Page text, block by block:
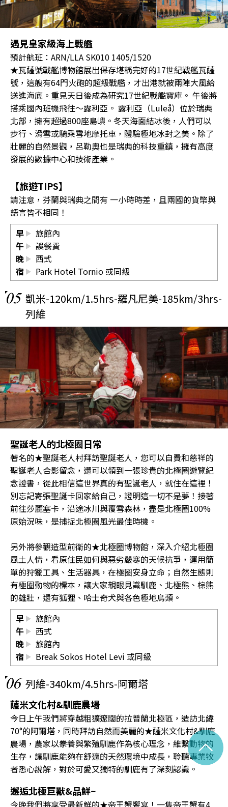
遇見皇家級海上戰艦
預計航班：ARN/LLA SK010 1405/1520
★瓦薩號戰艦博物館展出保存堪稱完好的17世紀戰艦瓦薩
號，這艘有64門火砲的超級戰艦，才出港就被兩陣大風給
送進海底。重見天日後成為研究17世紀戰艦寶庫。 午後將
搭乘國內班機飛往～露利亞。 露利亞（Luleå）位於瑞典
北部，擁有超過800座島嶼。冬天海面結冰後，人們可以
步行、滑雪或騎乘雪地摩托車，體驗極地冰封之美。除了
壯麗的自然景觀，呂勒奧也是瑞典的科技重鎮，擁有高度
發展的數據中心和技術產業。
【旅遊TIPS】
請注意，芬蘭與瑞典之間有 一小時時差，且兩國的貨幣與
語言皆不相同！
早
旅館內
午
誤餐費
晚
西式
宿
Park Hotel Tornio 或同級
05 凱米-120km/1.5hrs-羅凡尼美-185km/3hrs-
列維
聖誕老人的北極圈日常
著名的★聖誕老人村拜訪聖誕老人，您可以自費和慈祥的
聖誕老人合影留念，還可以領到一張珍貴的北極圈遊覽紀
念證書，從此相信這世界真的有聖誕老人，就住在這裡！
別忘記寄張聖誕卡回家給自己，證明這一切不是夢！接著
前往莎麗塞卡，沿途冰川與覆雪森林，盡是北極圈100%
原始況味，是捕捉北極圈風光最佳時機。
另外將參觀造型前衛的★北極圈博物館，深入介紹北極圈
風土人情，看原住民如何與惡劣嚴寒的天候抗爭，運用簡
單的狩獵工具、生活器具，在極圈安身立命；自然生態則
有極圈動物的標本，讓大家親眼見識馴鹿、北極熊、棕熊
的雄壯，還有狐狸、哈士奇犬與各色極地鳥類。
早
旅館內
午
西式
晚
旅館內
宿
Break Sokos Hotel Levi 或同級
06 列維-340km/4.5hrs-阿爾塔
薩米文化村&馴鹿農場
今日上午我們將穿越粗獷遼闊的拉普蘭北極區，造訪北緯
70°的阿爾塔，同時拜訪自然而美麗的★薩米文化村&馴鹿
農場，農家以豢養與繁殖馴鹿作為核心理念，維繫動物的
生存，讓馴鹿能夠在舒適的天然環境中成長，聆聽專業牧
者悉心說解，對於可愛又獨特的馴鹿有了深刻認識。
邂逅北極巨獸&品鮮~
^